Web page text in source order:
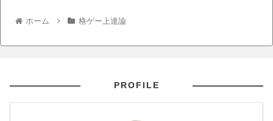
ホーム 格ゲー上達論
PROFILE